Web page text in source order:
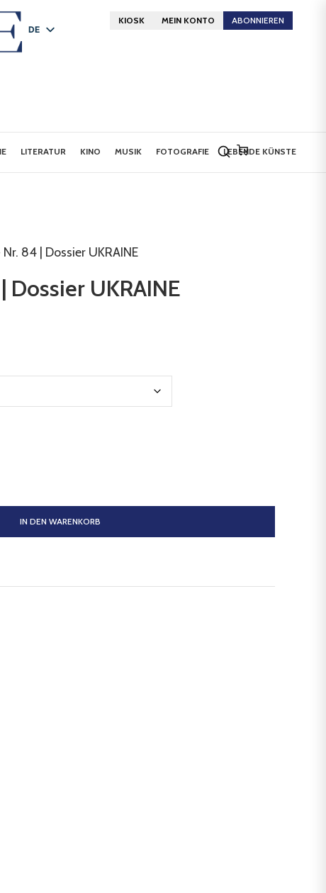
DE
KIOSK MEIN KONTO ABONNIEREN
LITERATUR KINO MUSIK FOTOGRAFIE LEBENDE KÜNSTE
84 | Dossier UKRAINE
Dossier UKRAINE
IN DEN WARENKORB